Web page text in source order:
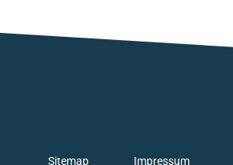
Sitemap Impressum